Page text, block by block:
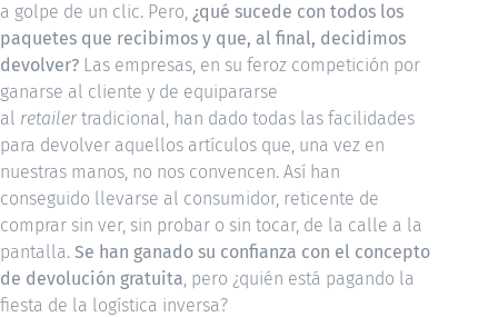
a golpe de un clic. Pero, ¿qué sucede con todos los
paquetes que recibimos y que, al final, decidimos
devolver? Las empresas, en su feroz competición por
ganarse al cliente y de equipararse
al retailer tradicional, han dado todas las facilidades
para devolver aquellos artículos que, una vez en
nuestras manos, no nos convencen. Así han
conseguido llevarse al consumidor, reticente de
comprar sin ver, sin probar o sin tocar, de la calle a la
pantalla. Se han ganado su confianza con el concepto
de devolución gratuita, pero ¿quién está pagando la
fiesta de la logística inversa?